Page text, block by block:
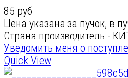
85 руб
Цена указана за пучок, в
Страна производитель -
Уведомить меня о
Quick View